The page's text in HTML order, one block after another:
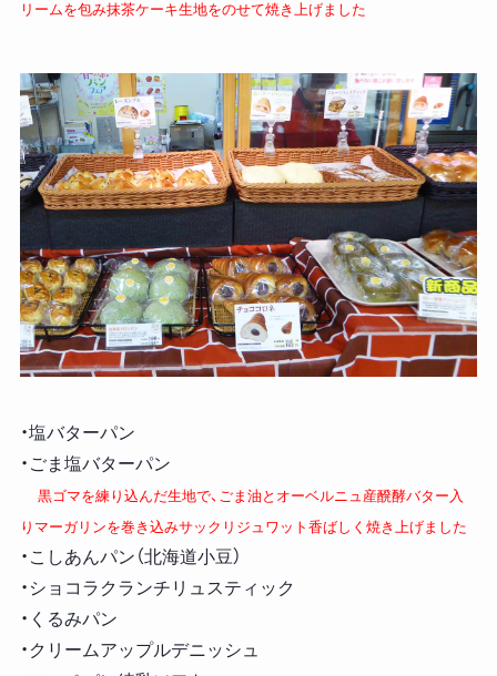
リームを包み抹茶ケーキ生地をのせて焼き上げました
・塩バターパン
・ごま塩バターパン
黒ゴマを練り込んだ生地で、ごま油とオーベルニュ産醗酵バター入
りマーガリンを巻き込みサックリジュワット香ばしく焼き上げました
・こしあんパン（北海道小豆）
・ショコラクランチリュスティック
・くるみパン
・クリームアップルデニッシュ